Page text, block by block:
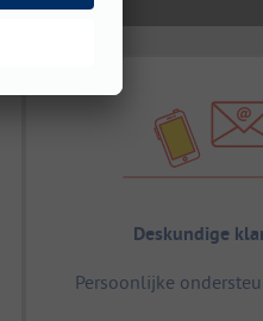
Deskundige
Persoonlijke